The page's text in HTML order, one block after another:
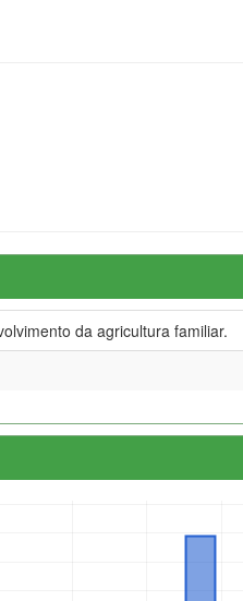
da agricultura familiar.